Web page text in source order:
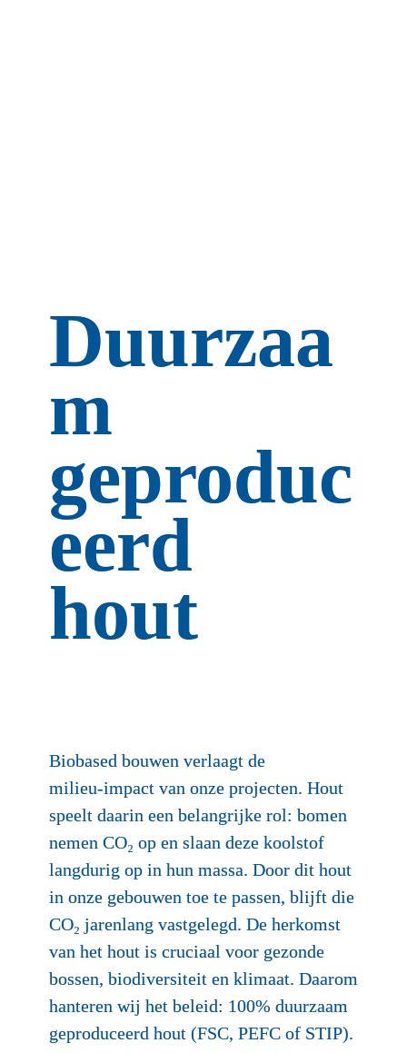
Duurzaa
m
geproduc
eerd
hout
Biobased bouwen verlaagt de
milieu‑impact van onze projecten. Hout
speelt daarin een belangrijke rol: bomen
nemen CO₂ op en slaan deze koolstof
langdurig op in hun massa. Door dit hout
in onze gebouwen toe te passen, blijft die
CO₂ jarenlang vastgelegd. De herkomst
van het hout is cruciaal voor gezonde
bossen, biodiversiteit en klimaat. Daarom
hanteren wij het beleid: 100% duurzaam
geproduceerd hout (FSC, PEFC of STIP).